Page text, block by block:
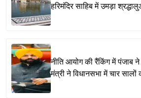
हरिमंदिर साहिब में उमड़ा
नीति आयोग की रैंकिंग में पंजाब ने
मंत्री ने विधानसभा में चार सालों